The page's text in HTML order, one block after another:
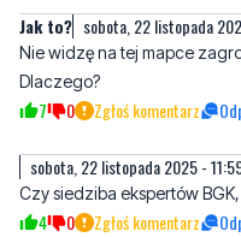
Jak to? sobota, 22 listopada
Nie widzę na tej mapce
Dlaczego?
7 0 Zgłoś komentarz
sobota, 22 listopada 2025 -
Czy siedziba ekspertów
4 0 Zgłoś komentarz